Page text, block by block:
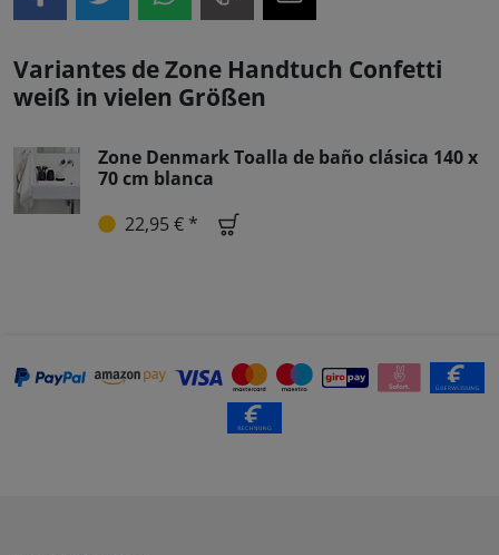
Variantes de Zone Handtuch Confetti
weiß in vielen Größen
Zone Denmark Toalla de baño clásica 140 x
70 cm blanca
22,95 € *